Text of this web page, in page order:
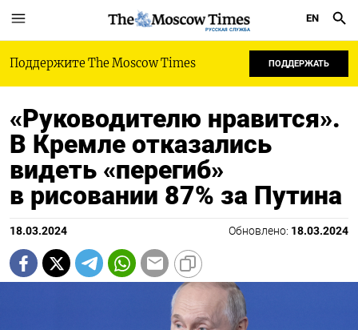
РУССКАЯ СЛУЖБА
EN
Поддержите The Moscow Times ПОДДЕРЖАТЬ
«Руководителю нравится».
В Кремле отказались
видеть «перегиб»
в рисовании 87% за Путина
18.03.2024 Обновлено: 18.03.2024